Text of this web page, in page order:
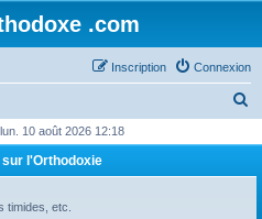
.com
Connexion
Inscription
h
10 août 2026 12:18
l'Orthodoxie
timides, etc.